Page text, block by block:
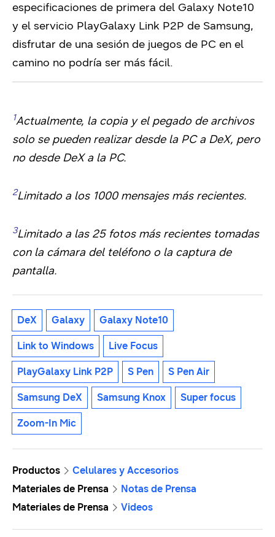
especificaciones de primera del Galaxy Note10
y el servicio PlayGalaxy Link P2P de Samsung,
disfrutar de una sesión de juegos de PC en el
camino no podría ser más fácil.
1Actualmente, la copia y el pegado de archivos
solo se pueden realizar desde la PC a DeX, pero
no desde DeX a la PC.
2Limitado a los 1000 mensajes más recientes.
3Limitado a las 25 fotos más recientes tomadas
con la cámara del teléfono o la captura de
pantalla.
DeX Galaxy Galaxy Note10
Link to Windows Live Focus
PlayGalaxy Link P2P S Pen S Pen Air
Samsung DeX Samsung Knox Super focus
Zoom-In Mic
Productos
Celulares y Accesorios
Materiales de Prensa
Notas de Prensa
Materiales de Prensa
Videos